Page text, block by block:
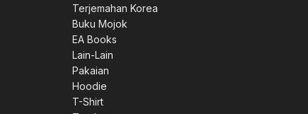
Terjemahan Korea
Buku Mojok
EA Books
Lain-Lain
Pakaian
Hoodie
T-Shirt